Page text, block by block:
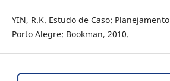
YIN, R.K. Estudo de Caso:
Porto Alegre: Bookman, 2010.